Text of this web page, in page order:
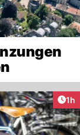
1h